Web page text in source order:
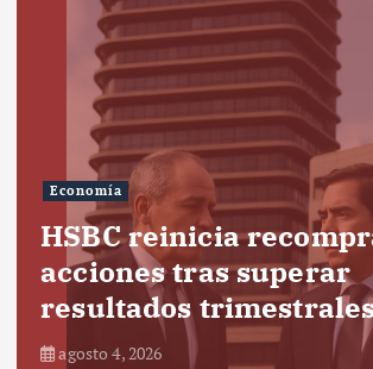
Economía
HSBC reinicia
acciones tras superar
resultados
agosto 4, 2026